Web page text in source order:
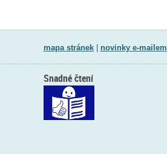
mapa stránek| novinky e-mailem
Snadné čtení